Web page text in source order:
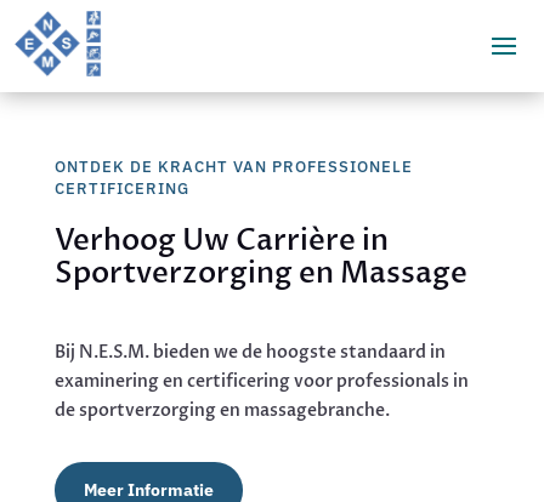
ONTDEK DE KRACHT VAN PROFESSIONELE
CERTIFICERING
Verhoog Uw Carrière in
Sportverzorging en Massage
Bij N.E.S.M. bieden we de hoogste standaard in
examinering en certificering voor professionals in
de sportverzorging en massagebranche.
Meer Informatie